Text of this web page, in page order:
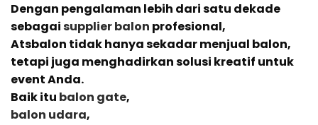
Dengan pengalaman lebih dari satu dekade
sebagaisupplier balon profesional,
Atsbalon tidak hanya sekadar menjual balon,
tetapi juga menghadirkan solusi kreatif untuk
event Anda.
Baik itu balon gate,
balon udara,